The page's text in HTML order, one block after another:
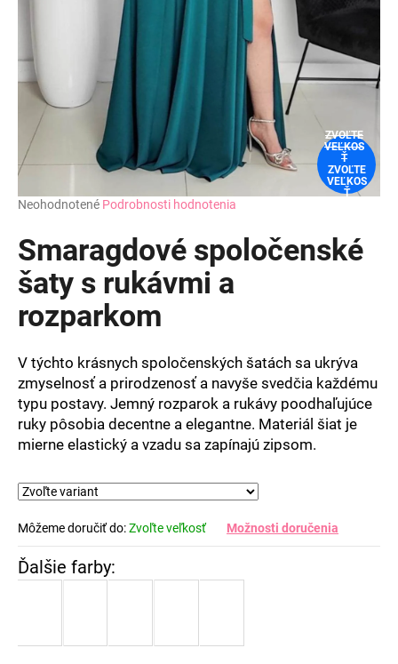
Priemerné
produktu
je
0,0
z
hviezdičiek.
Neohodnotené Podrobnosti hodnotenia
Smaragdové spoločenské
šaty s rukávmi a
rozparkom
V týchto krásnych spoločenských šatách sa ukrýva
zmyselnosť a prirodzenosť a navyše svedčia každému
typu postavy. Jemný rozparok a rukávy poodhaľujúce
ruky pôsobia decentne a elegantne. Materiál šiat je
mierne elastický a vzadu sa zapínajú zipsom.
Môžeme doručiť do:Zvoľte veľkosť Možnosti doručenia
ZVOĽTE
VEĽKOS
Ť
ZVOĽTE
VEĽKOS
Ť